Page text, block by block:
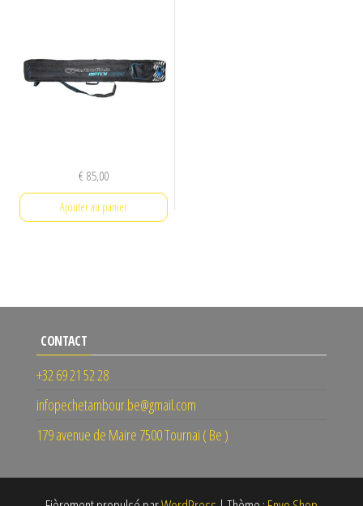
€85,00
Ajouter au panier
CONTACT
+32 69 21 52 28
infopechetambour.be@gmail.com
179 avenue de Maire 7500 Tournai ( Be )